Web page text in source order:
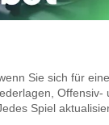
Sie sich für
Offensiv-
Spiel